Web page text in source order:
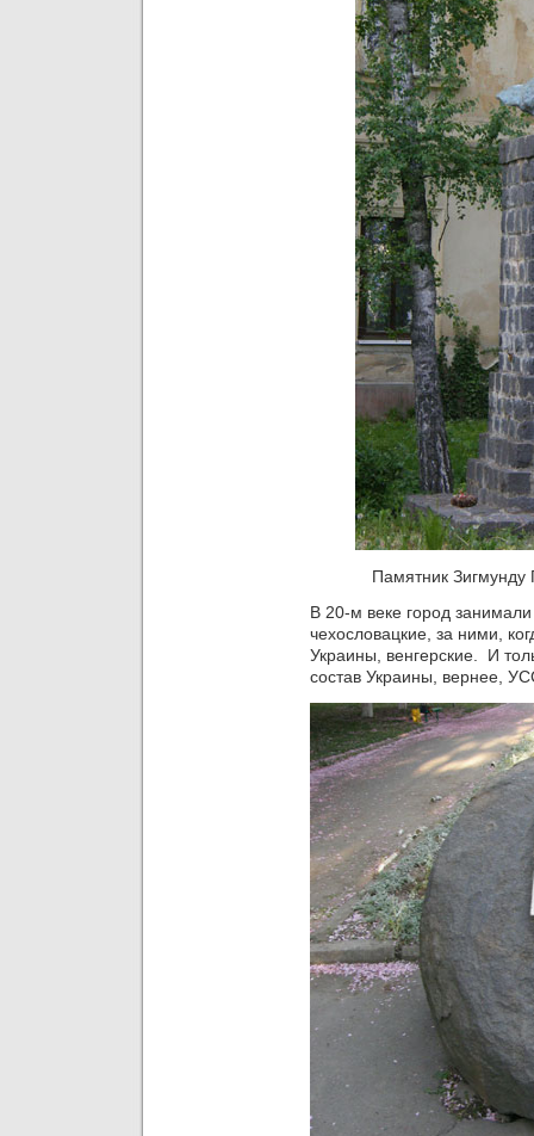
Памятник
В 20-м веке город
чехословацкие, за ними,
Украины, венгерские. И
состав Украины, вернее,